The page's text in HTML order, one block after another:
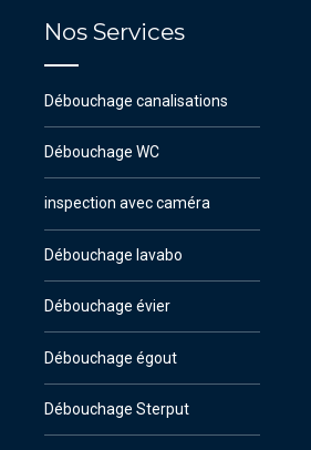
Nos Services
Débouchage canalisations
Débouchage WC
inspection avec caméra
Débouchage lavabo
Débouchage évier
Débouchage égout
Débouchage Sterput